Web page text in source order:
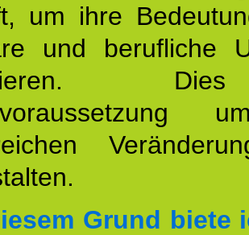
um ihre
und berufliche
Grund biete